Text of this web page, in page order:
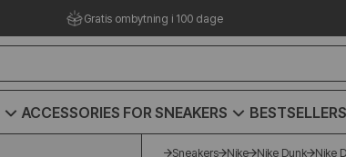
Gratis ombytning i 100 dage
ACCESSORIES FOR SNEAKERS BESTSELLERS
Sneakers Nike Nike Dunk Nike